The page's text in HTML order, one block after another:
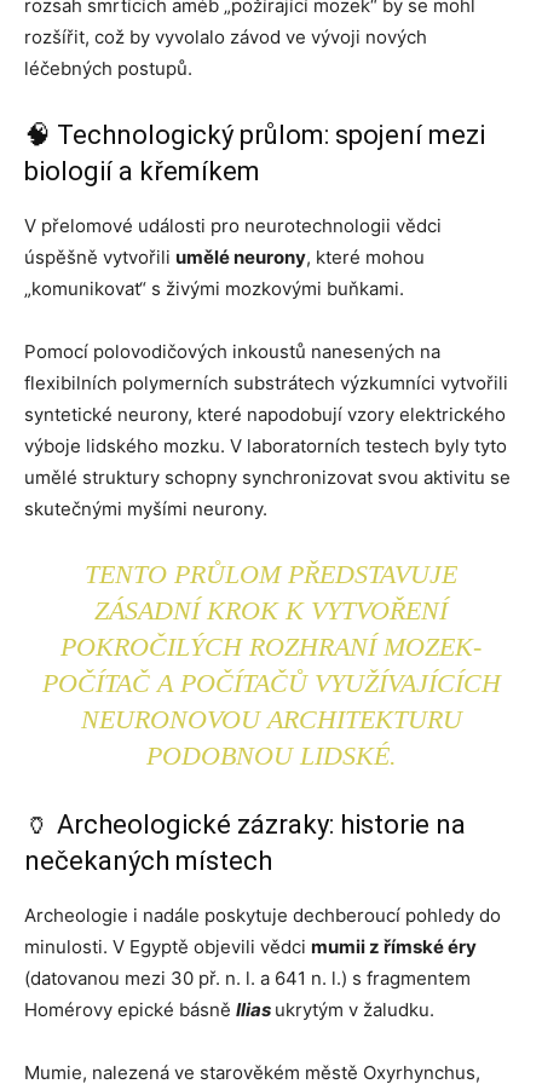
rozsah smrtících améb „požírající mozek“ by se mohl
rozšířit, což by vyvolalo závod ve vývoji nových
léčebných postupů.
🧠 Technologický průlom: spojení mezi
biologií a křemíkem
V přelomové události pro neurotechnologii vědci
úspěšně vytvořili umělé neurony, které mohou
„komunikovat“ s živými mozkovými buňkami.
Pomocí polovodičových inkoustů nanesených na
flexibilních polymerních substrátech výzkumníci vytvořili
syntetické neurony, které napodobují vzory elektrického
výboje lidského mozku. V laboratorních testech byly tyto
umělé struktury schopny synchronizovat svou aktivitu se
skutečnými myšími neurony.
TENTO PRŮLOM PŘEDSTAVUJE
ZÁSADNÍ KROK K VYTVOŘENÍ
POKROČILÝCH ROZHRANÍ MOZEK-
POČÍTAČ A POČÍTAČŮ VYUŽÍVAJÍCÍCH
NEURONOVOU ARCHITEKTURU
PODOBNOU LIDSKÉ.
🏺 Archeologické zázraky: historie na
nečekaných místech
Archeologie i nadále poskytuje dechberoucí pohledy do
minulosti. V Egyptě objevili vědci mumii z římské éry
(datovanou mezi 30 př. n. l. a 641 n. l.) s fragmentem
Homérovy epické básně Ilias ukrytým v žaludku.
Mumie, nalezená ve starověkém městě Oxyrhynchus,